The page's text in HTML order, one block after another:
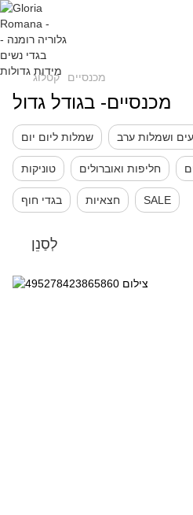
קטלוג מכנסיים
מכנסיים- בגודל גדול
שמלות ליום יום ושמלות ערב
טוניקות חליפות ואוברולים
בגדי חוף חצאיות SALE
לְסַנֵן